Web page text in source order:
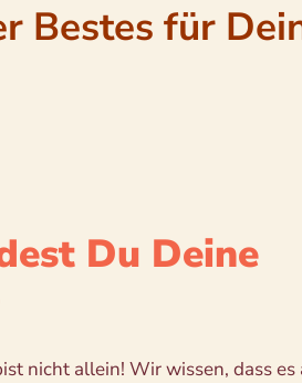
Bestes für
Du Deine
nicht allein! Wir wissen, dass